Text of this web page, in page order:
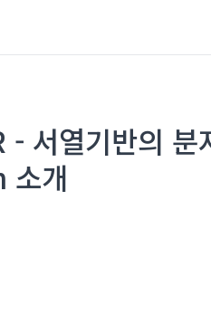
서열기반의 분
개